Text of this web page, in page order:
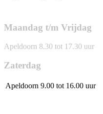
Maandag t/m Vrijdag
Apeldoorn 8.30 tot 17.30 uur
Zaterdag
Apeldoorn 9.00 tot 16.00 uur